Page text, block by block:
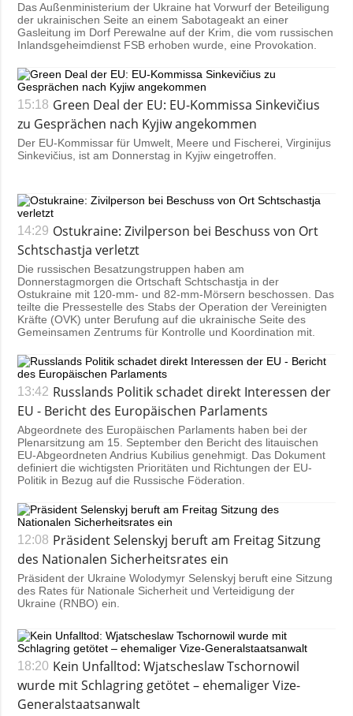
Das Außenministerium der Ukraine hat Vorwurf der Beteiligung
der ukrainischen Seite an einem Sabotageakt an einer
Gasleitung im Dorf Perewalne auf der Krim, die vom russischen
Inlandsgeheimdienst FSB erhoben wurde, eine Provokation.
15:18 Green Deal der EU: EU-Kommissa Sinkevičius
zu Gesprächen nach Kyjiw angekommen
Der EU-Kommissar für Umwelt, Meere und Fischerei, Virginijus
Sinkevičius, ist am Donnerstag in Kyjiw eingetroffen.
14:29 Ostukraine: Zivilperson bei Beschuss von Ort
Schtschastja verletzt
Die russischen Besatzungstruppen haben am
Donnerstagmorgen die Ortschaft Schtschastja in der
Ostukraine mit 120-mm- und 82-mm-Mörsern beschossen. Das
teilte die Pressestelle des Stabs der Operation der Vereinigten
Kräfte (OVK) unter Berufung auf die ukrainische Seite des
Gemeinsamen Zentrums für Kontrolle und Koordination mit.
13:42 Russlands Politik schadet direkt Interessen der
EU - Bericht des Europäischen Parlaments
Abgeordnete des Europäischen Parlaments haben bei der
Plenarsitzung am 15. September den Bericht des litauischen
EU-Abgeordneten Andrius Kubilius genehmigt. Das Dokument
definiert die wichtigsten Prioritäten und Richtungen der EU-
Politik in Bezug auf die Russische Föderation.
12:08 Präsident Selenskyj beruft am Freitag Sitzung
des Nationalen Sicherheitsrates ein
Präsident der Ukraine Wolodymyr Selenskyj beruft eine Sitzung
des Rates für Nationale Sicherheit und Verteidigung der
Ukraine (RNBO) ein.
18:20 Kein Unfalltod: Wjatscheslaw Tschornowil
wurde mit Schlagring getötet – ehemaliger Vize-
Generalstaatsanwalt